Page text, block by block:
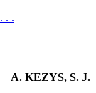
. .
A. KEZYS, S. J.